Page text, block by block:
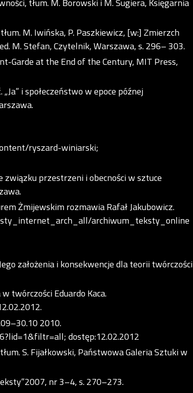
M. Iwińska, P. Paszkiewicz, [w:] Zmierzch
M. Stefan, Czytelnik, Warszawa, s. 296– 303.
Garde at the End of the Century, MIT Press,
i społeczeństwo w epoce późnej
ryszard-winiarski;
związku przestrzeni i obecności w sztuce
Żmijewskim rozmawia Rafał Jakubowicz.
archiwum_teksty_online
założenia i konsekwencje dla teorii twórczości
twórczości Eduardo Kaca.
2010.
dostęp:12.02.2012
S. Fijałkowski, Państwowa Galeria Sztuki w
nr 3–4, s. 270–273.